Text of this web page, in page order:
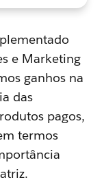
e Marketing
ganhos na
das
pagos,
termos